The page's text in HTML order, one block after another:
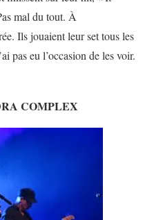
mal du tout. À
Ils jouaient leur set tous les
pas eu l’occasion de les voir.
COMPLEX